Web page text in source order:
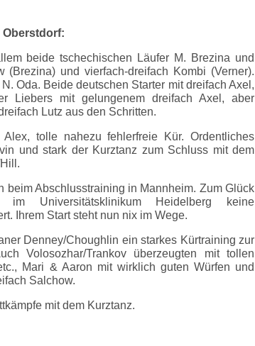
beide tschechischen Läufer M. Brezina und
(Brezina) und vierfach-dreifach Kombi (Verner).
Oda. Beide deutschen Starter mit dreifach Axel,
Liebers mit gelungenem dreifach Axel, aber
Lutz aus den Schritten.
tolle nahezu fehlerfreie Kür. Ordentliches
und stark der Kurztanz zum Schluss mit dem
beim Abschlusstraining in Mannheim. Zum Glück
Universitätsklinikum Heidelberg keine
Ihrem Start steht nun nix im Wege.
Denney/Choughlin ein starkes Kürtraining zur
Volosozhar/Trankov überzeugten mit tollen
Mari & Aaron mit wirklich guten Würfen und
Salchow.
mit dem Kurztanz.